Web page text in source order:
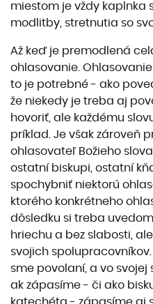
miestom je vždy kaplnka
modlitby, stretnutia so
Až keď je premodlená
ohlasovanie.
to je potrebné - ako
že niekedy je treba aj
hovoriť, ale každému
príklad. Je však zároveň
ohlasovateľ Božieho
ostatní biskupi, ostatní
spochybniť niektorú
ktorého konkrétneho
dôsledku si treba
hriechu a bez slabosti,
svojich
sme povolaní, a vo svojej
ak zápasíme - či ako